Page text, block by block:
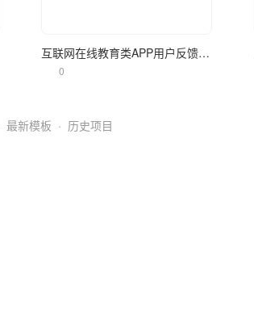
互联网在线教育类APP用户反馈渠道满意度调查
0
最新模板 · 历史项目